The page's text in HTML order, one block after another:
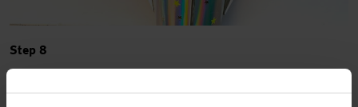
Step 8
Zum Schluss die Schultüte befüllen, die Krepppapiere
eindrehen und mit Schleifenband zubinden. Am oberen Rand